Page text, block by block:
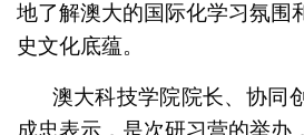
地了解澳大的国际化学习氛围
史文化底蕴。
澳大科技学院院长、协同